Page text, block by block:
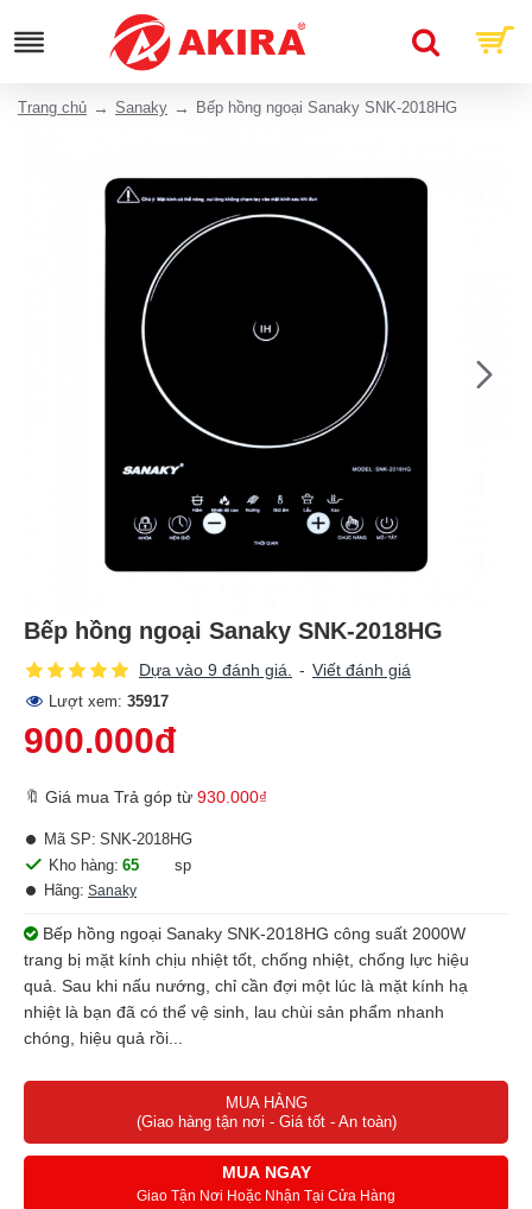
Trang chủ Sanaky Bếp hồng ngoại Sanaky SNK-2018HG
Bếp hồng ngoại Sanaky SNK-2018HG
Dựa vào 9 đánh giá. - Viết đánh giá
Lượt xem: 35917
900.000đ
🔖 Giá mua Trả góp từ 930.000₫
Kho hàng: 65
sp
Hãng: Sanaky
Mã SP: SNK-2018HG
Bếp hồng ngoại Sanaky SNK-2018HG công suất 2000W
trang bị mặt kính chịu nhiệt tốt, chống nhiệt, chống lực hiệu
quả. Sau khi nấu nướng, chỉ cần đợi một lúc là mặt kính hạ
nhiệt là bạn đã có thể vệ sinh, lau chùi sản phẩm nhanh
chóng, hiệu quả rồi...
MUA HÀNG
(Giao hàng tận nơi - Giá tốt - An toàn)
MUA NGAY
Giao Tận Nơi Hoặc Nhận Tại Cửa Hàng